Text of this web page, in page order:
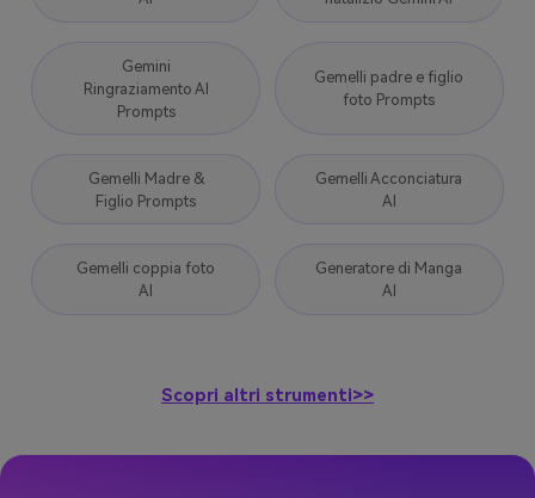
Gemini
Ringraziamento AI
Prompts
Gemelli padre e figlio
foto Prompts
Gemelli Madre &
Figlio Prompts
Gemelli Acconciatura
AI
Gemelli coppia foto
AI
Generatore di Manga
AI
Scopri altri strumenti>>